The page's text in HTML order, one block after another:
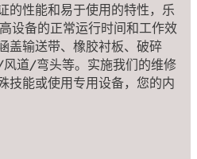
的性能和易于使用的特性，乐
设备的正常运行时间和工作效
盖输送带、橡胶衬板、破碎
道/弯头等。实施我们的维修
技能或使用专用设备，您的内